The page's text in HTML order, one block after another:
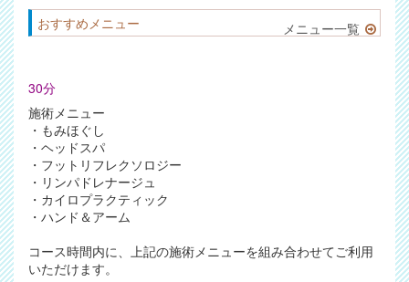
おすすめメニュー メニュー一覧
30分
施術メニュー
・もみほぐし
・ヘッドスパ
・フットリフレクソロジー
・リンパドレナージュ
・カイロプラクティック
・ハンド＆アーム
コース時間内に、上記の施術メニューを組み合わせてご利用
いただけます。